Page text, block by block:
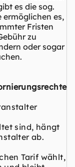
es die sog.
ermöglichen es,
Fristen
zu
oder sogar
sind, hängt
ab.
Tarif wählt,